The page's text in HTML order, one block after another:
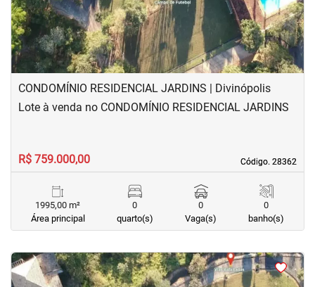
CONDOMÍNIO RESIDENCIAL JARDINS | Divinópolis
Código. 28362
Código. 28362
Lote à venda no CONDOMÍNIO RESIDENCIAL JARDINS
R$ 759.000,00
1995,00 m²
Área principal
0
quarto(s)
0
Vaga(s)
0
banho(s)
<<<<